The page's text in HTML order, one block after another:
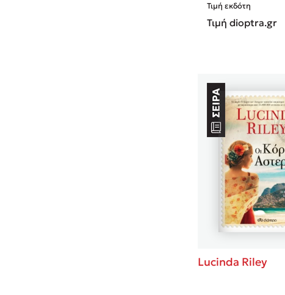
Τιμή εκδότη
Τιμή dioptra.gr
Lucinda Riley